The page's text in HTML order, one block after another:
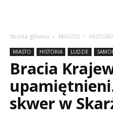
Strona główna MIASTO
MIASTO HISTORIA LUDZIE
Bracia
skwer w